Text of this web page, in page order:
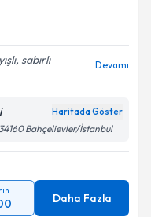
sabırlı
Devamı
Haritada Göster
Bahçelievler/İstanbul
Daha Fazla